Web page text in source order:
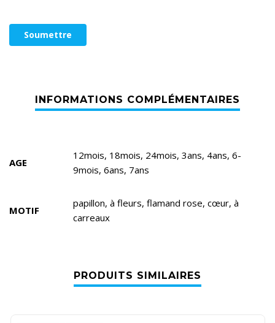
AGE
12mois, 18mois, 24mois, 3ans, 4ans, 6-
9mois, 6ans, 7ans
MOTIF
papillon, à fleurs, flamand rose, cœur, à
carreaux
PRODUITS SIMILAIRES